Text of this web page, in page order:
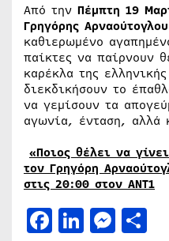
Από την Πέμπτη 19
Γρηγόρης Αρναούτογλου
καθιερωμένο
παίκτες να παίρνουν
καρέκλα της
διεκδικήσουν το
να γεμίσουν τα
αγωνία, ένταση, αλλά
«Ποιος θέλει να
τον Γρηγόρη
στις 20:00 στον ΑΝΤ1
Facebook